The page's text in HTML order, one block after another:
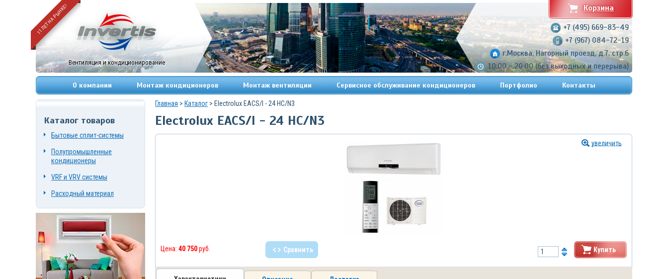
11 ЛЕТ НА РЫНКЕ!
Вентиляция и кондиционирование
+7 (495) 669-83-49
+7 (967) 084-72-19
г.Москва, Нагорный проезд, д.7, стр.6
10:00 - 20:00 (без выходных и перерыва)
Корзина
О компании Монтаж кондиционеров Монтаж вентиляции Сервисное обслуживание кондиционеров Портфолио Контакты
Главная > Каталог > Electrolux EACS/I - 24 HC/N3
Electrolux EACS/I - 24 HC/N3
увеличить
Цена: 40 750руб. Сравнить Купить
Каталог товаров
Бытовые сплит-системы
Полупромышленные
кондиционеры
VRF и VRV системы
Расходный материал